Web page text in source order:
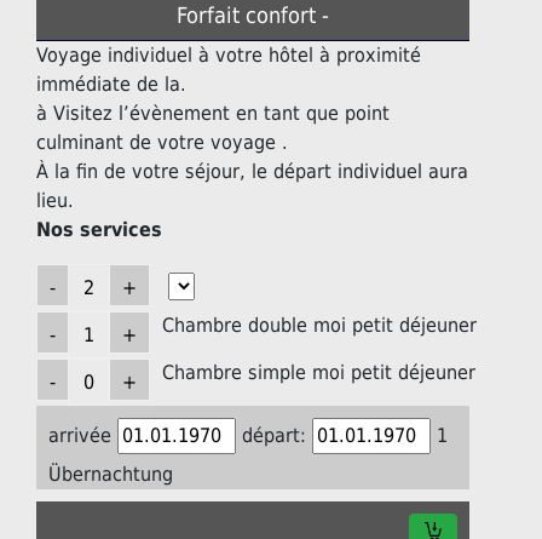
Forfait confort -
Voyage individuel à votre hôtel à proximité
immédiate de la.
à Visitez l’évènement en tant que point
culminant de votre voyage .
À la fin de votre séjour, le départ individuel aura
lieu.
Nos services
Chambre double moi petit déjeuner
Chambre simple moi petit déjeuner
arrivée départ:
1
Übernachtung